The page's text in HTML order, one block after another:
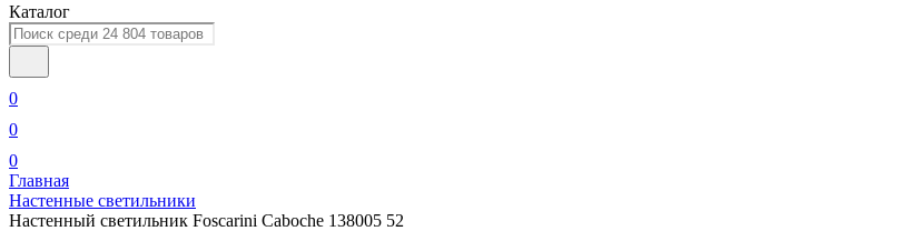
Каталог
0
0
0
Главная
Настенные светильники
Настенный светильник Foscarini Caboche 138005 52